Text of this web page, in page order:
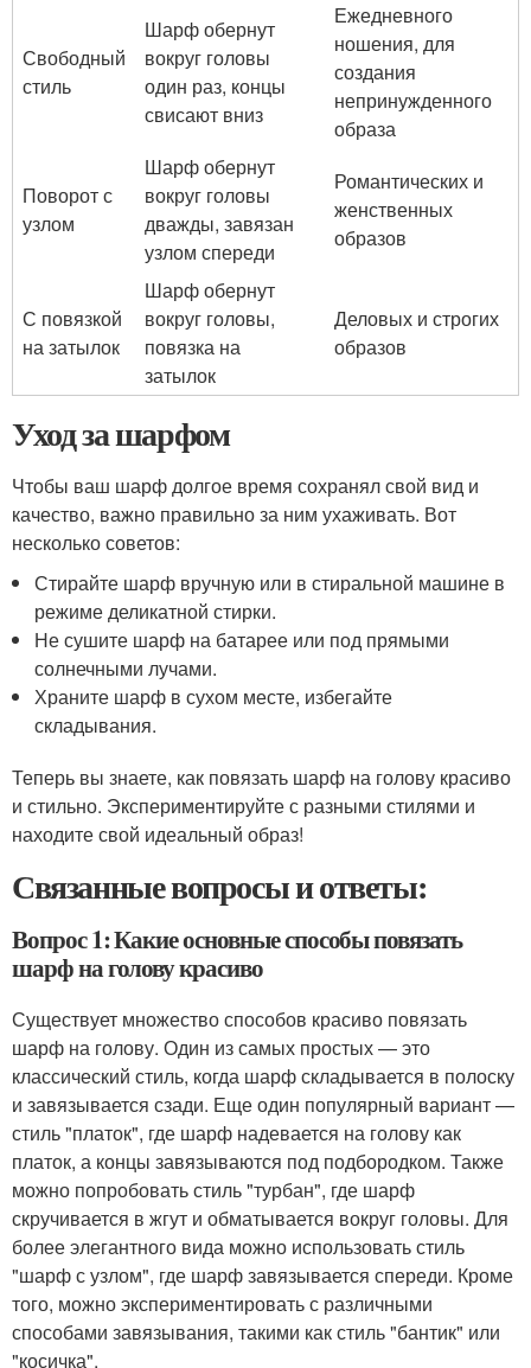
Свободный
стиль
Шарф обернут
вокруг головы
один раз, концы
свисают вниз
Ежедневного
ношения, для
создания
непринужденного
образа
Поворот с
узлом
Шарф обернут
вокруг головы
дважды, завязан
узлом спереди
Романтических и
женственных
образов
С повязкой
на затылок
Шарф обернут
вокруг головы,
повязка на
затылок
Деловых и строгих
образов
Уход за шарфом
Чтобы ваш шарф долгое время сохранял свой вид и
качество, важно правильно за ним ухаживать. Вот
несколько советов:
Стирайте шарф вручную или в стиральной машине в
режиме деликатной стирки.
Не сушите шарф на батарее или под прямыми
солнечными лучами.
Храните шарф в сухом месте, избегайте
складывания.
Теперь вы знаете, как повязать шарф на голову красиво
и стильно. Экспериментируйте с разными стилями и
находите свой идеальный образ!
Связанные вопросы и ответы:
Вопрос 1: Какие основные способы повязать
шарф на голову красиво
Существует множество способов красиво повязать
шарф на голову. Один из самых простых — это
классический стиль, когда шарф складывается в полоску
и завязывается сзади. Еще один популярный вариант —
стиль "платок", где шарф надевается на голову как
платок, а концы завязываются под подбородком. Также
можно попробовать стиль "турбан", где шарф
скручивается в жгут и обматывается вокруг головы. Для
более элегантного вида можно использовать стиль
"шарф с узлом", где шарф завязывается спереди. Кроме
того, можно экспериментировать с различными
способами завязывания, такими как стиль "бантик" или
"косичка".